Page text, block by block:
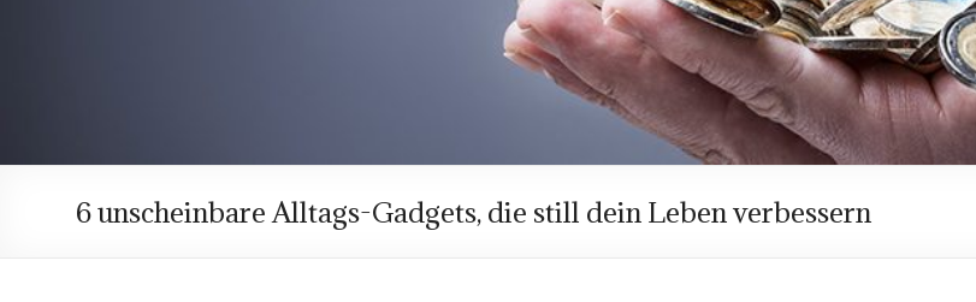
6 unscheinbare Alltags-Gadgets, die still dein Leben verbessern